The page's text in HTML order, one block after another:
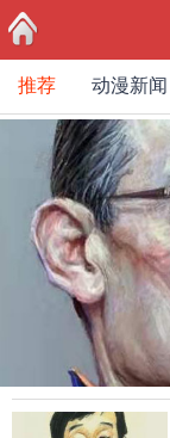
首页
推荐 动漫新闻